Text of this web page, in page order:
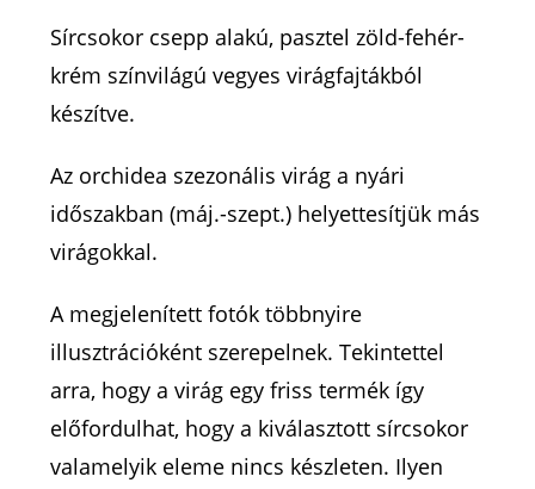
Sírcsokor csepp alakú, pasztel zöld-fehér-
krém színvilágú vegyes virágfajtákból
készítve.
Az orchidea szezonális virág a nyári
időszakban (máj.-szept.) helyettesítjük más
virágokkal.
A megjelenített fotók többnyire
illusztrációként szerepelnek. Tekintettel
arra, hogy a virág egy friss termék így
előfordulhat, hogy a kiválasztott sírcsokor
valamelyik eleme nincs készleten. Ilyen